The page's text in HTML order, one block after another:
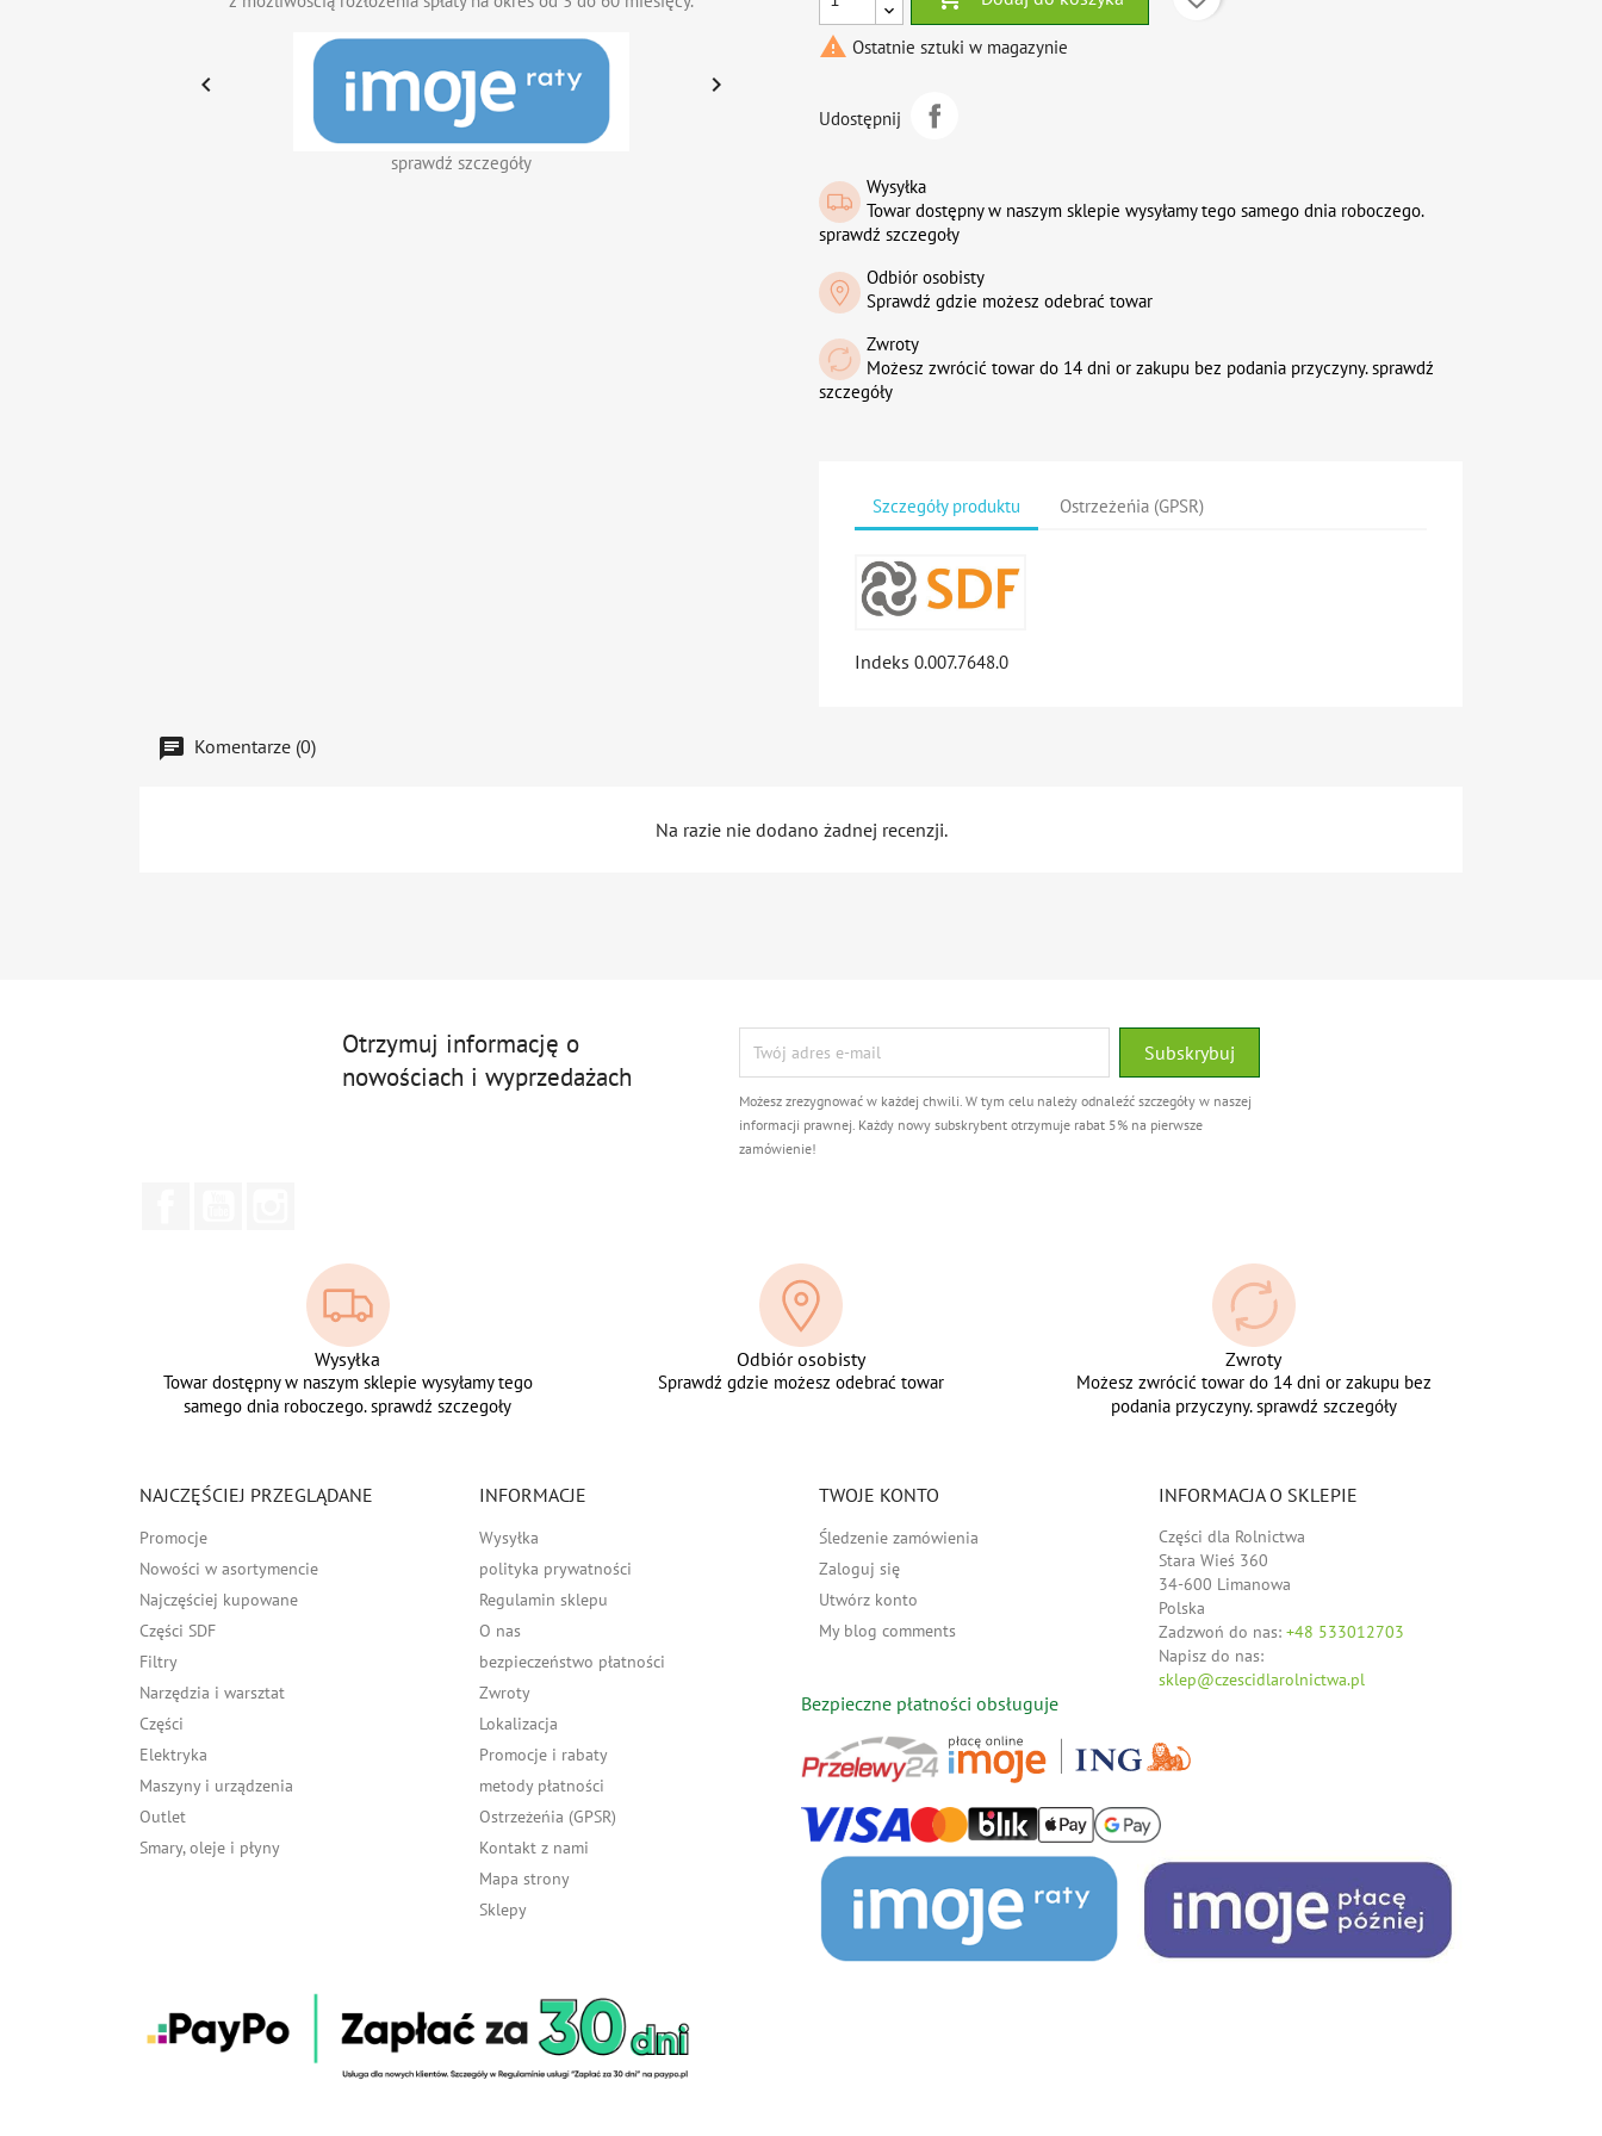
sprawdź szczegóły
 
 Ostatnie sztuki w magazynie
Udostępnij
Wysyłka
Towar dostępny w naszym sklepie wysyłamy tego samego dnia roboczego.
sprawdź szczegoły
Odbiór osobisty
Sprawdź gdzie możesz odebrać towar
Zwroty
Możesz zwrócić towar do 14 dni or zakupu bez podania przyczyny. sprawdź
szczegóły
Szczegóły produktu Ostrzeżeńia (GPSR)
Indeks 0.007.7648.0
Komentarze (0)
Na razie nie dodano żadnej recenzji.
Otrzymuj informację o
nowościach i wyprzedażach
Możesz zrezygnować w każdej chwili. W tym celu należy odnaleźć szczegóły w naszej
informacji prawnej. Każdy nowy subskrybent otrzymuje rabat 5% na pierwsze
zamówienie!
Wysyłka
Towar dostępny w naszym sklepie wysyłamy tego
samego dnia roboczego. sprawdź szczegoły
Odbiór osobisty
Sprawdź gdzie możesz odebrać towar
Zwroty
Możesz zwrócić towar do 14 dni or zakupu bez
podania przyczyny. sprawdź szczegóły
NAJCZĘŚCIEJ PRZEGLĄDANE
Promocje
Nowości w asortymencie
Najczęściej kupowane
Części SDF
Filtry
Narzędzia i warsztat
Części
Elektryka
Maszyny i urządzenia
Outlet
Smary, oleje i płyny
INFORMACJE
Wysyłka
polityka prywatności
Regulamin sklepu
O nas
bezpieczeństwo płatności
Zwroty
Lokalizacja
Promocje i rabaty
metody płatności
Ostrzeżeńia (GPSR)
Kontakt z nami
Mapa strony
Sklepy
TWOJE KONTO
Śledzenie zamówienia
Zaloguj się
Utwórz konto
My blog comments
INFORMACJA O SKLEPIE
Części dla Rolnictwa
Stara Wieś 360
34-600 Limanowa
Polska
Zadzwoń do nas: +48 533012703
Napisz do nas:
sklep@czescidlarolnictwa.pl
Bezpieczne płatności obsługuje